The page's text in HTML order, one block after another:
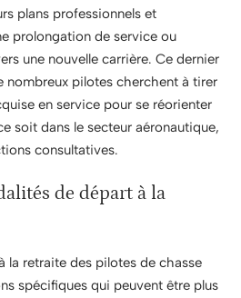
plans professionnels et
prolongation de service ou
une nouvelle carrière. Ce dernier
nombreux pilotes cherchent à tirer
en service pour se réorienter
soit dans le secteur aéronautique,
consultatives.
de départ à la
la retraite des pilotes de chasse
spécifiques qui peuvent être plus